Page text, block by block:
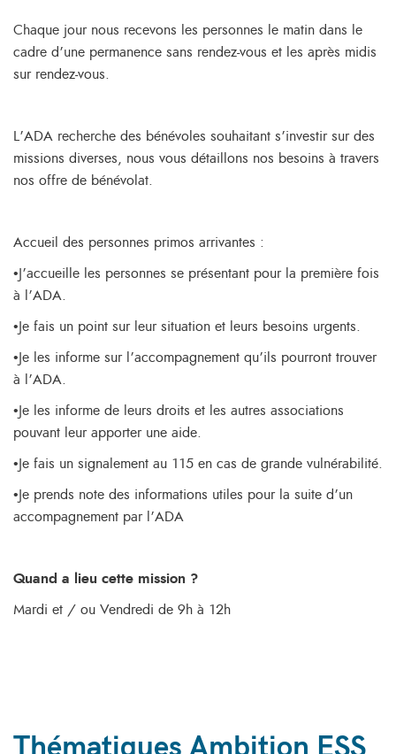
Chaque jour nous recevons les personnes le matin dans le
cadre d’une permanence sans rendez-vous et les après midis
sur rendez-vous.
L’ADA recherche des bénévoles souhaitant s’investir sur des
missions diverses, nous vous détaillons nos besoins à travers
nos offre de bénévolat.
Accueil des personnes primos arrivantes :
•J’accueille les personnes se présentant pour la première fois
à l’ADA.
•Je fais un point sur leur situation et leurs besoins urgents.
•Je les informe sur l’accompagnement qu’ils pourront trouver
à l’ADA.
•Je les informe de leurs droits et les autres associations
pouvant leur apporter une aide.
•Je fais un signalement au 115 en cas de grande vulnérabilité.
•Je prends note des informations utiles pour la suite d’un
accompagnement par l’ADA
Quand a lieu cette mission ?
Mardi et / ou Vendredi de 9h à 12h
Thématiques Ambition ESS